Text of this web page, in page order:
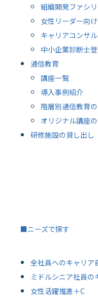
組織開発ファシ
女性リーダー向
キャリアコンサ
中小企業診断士
通信教育
講座一覧
導入事例紹介
階層別通信教育
オリジナル講座
研修施設の貸し出し
■ニーズで探す
全社員へのキャリア
ミドルシニア社員の
女性活躍推進＋C